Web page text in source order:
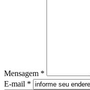
Mensagem *
E-mail *